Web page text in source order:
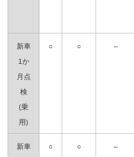
新車
1か
月点
検
(乗
用)
○ ○ –
新車
○ ○ –